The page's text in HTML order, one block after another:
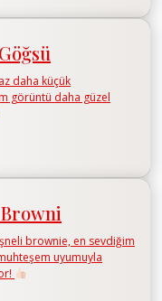
daha küçük
görüntü daha güzel
brownie, en sevdiğim
uyumuyla